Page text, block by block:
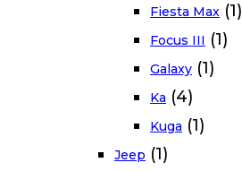
Fiesta Max (1)
Focus III (1)
Galaxy (1)
Ka (4)
Kuga (1)
Jeep (1)